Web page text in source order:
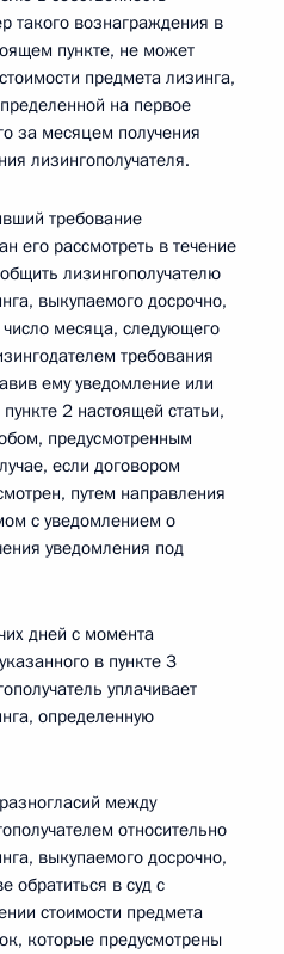
такого вознаграждения в
пункте, не может
предмета лизинга,
на первое
за месяцем получения
лизингополучателя.
требование
его рассмотреть в течение
лизингополучателю
выкупаемого досрочно,
месяца, следующего
требования
ему уведомление или
2 настоящей статьи,
предусмотренным
если договором
путем направления
с уведомлением о
уведомления под
дней с момента
в пункте 3
уплачивает
определенную
между
относительно
выкупаемого досрочно,
обратиться в суд с
стоимости предмета
которые предусмотрены